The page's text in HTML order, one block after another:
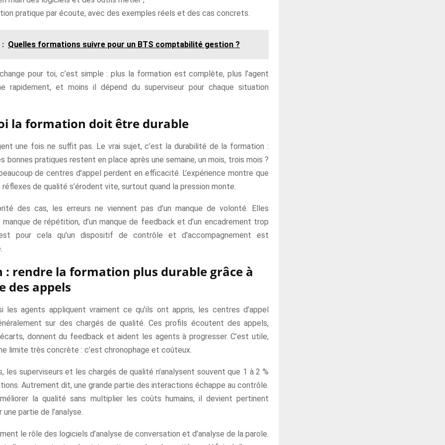
pratique par écoute, avec des exemples réels et des cas concrets.
: Quelles formations suivre pour un BTS comptabilité gestion ?
pour toi, c’est simple : plus la formation est complète, plus l’agent
rapidement, et moins il dépend du superviseur pour chaque situation
la formation doit être durable
une fois ne suffit pas. Le vrai sujet, c’est la durabilité de la formation :
bonnes pratiques restent en place après une semaine, un mois, trois mois ?
de centres d’appel perdent en efficacité. L’expérience montre que
réflexes de qualité s’érodent vite, surtout quand la pression monte.
des cas, les erreurs ne viennent pas d’un manque de volonté. Elles
manque de répétition, d’un manque de feedback et d’un encadrement trop
pour cela qu’un dispositif de contrôle et d’accompagnement est
: rendre la formation plus durable grâce à
des appels
les agents appliquent vraiment ce qu’ils ont appris, les centres d’appel
sur des chargés de qualité. Ces profils écoutent des appels,
donnent du feedback et aident les agents à progresser. C’est utile,
limite très concrète : c’est chronophage et coûteux.
les superviseurs et les chargés de qualité n’analysent souvent que 1 à 2 %
Autrement dit, une grande partie des interactions échappe au contrôle.
la qualité sans multiplier les coûts humains, il devient pertinent
une partie de l’analyse.
le rôle des logiciels d’analyse de conversation et d’analyse de la parole.